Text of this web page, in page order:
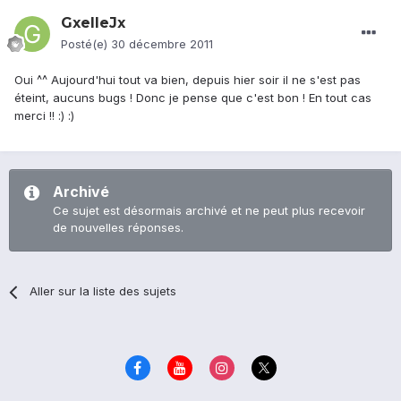
GxelleJx
Posté(e) 30 décembre 2011
Oui ^^ Aujourd'hui tout va bien, depuis hier soir il ne s'est pas
éteint, aucuns bugs ! Donc je pense que c'est bon ! En tout cas
merci !! :) :)
Archivé
Ce sujet est désormais archivé et ne peut plus recevoir
de nouvelles réponses.
Aller sur la liste des sujets